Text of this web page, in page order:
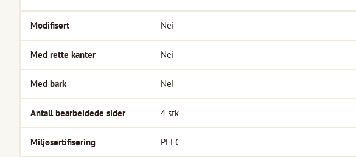
Modifisert Nei
Med rette kanter Nei
Med bark Nei
Antall bearbeidede sider 4 stk
Miljøsertifisering PEFC